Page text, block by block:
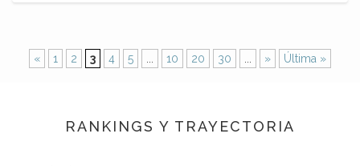
« 1 2 3 4 5 10 20 30 » Última »
RANKINGS Y TRAYECTORIA